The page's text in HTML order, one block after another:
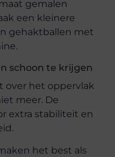
gemalen
een kleinere
gehaktballen met
schoon te krijgen
over het oppervlak
meer. De
extra stabiliteit en
het best als